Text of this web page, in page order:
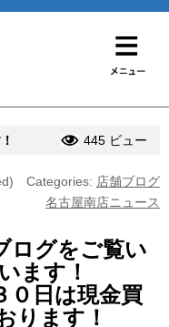
445 ビュー
Categories: 店舗ブログ
名古屋南店ニュース
ログをご覧い
ます！
０日は現金買
ります！